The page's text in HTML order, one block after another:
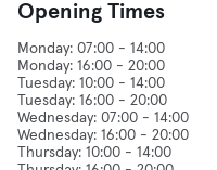
Opening Times
Monday: 07:00 - 14:00
Monday: 16:00 - 20:00
Tuesday: 10:00 - 14:00
Tuesday: 16:00 - 20:00
Wednesday: 07:00 - 14:00
Wednesday: 16:00 - 20:00
Thursday: 10:00 - 14:00